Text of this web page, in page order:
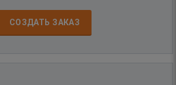
СОЗДАТЬ ЗАКАЗ